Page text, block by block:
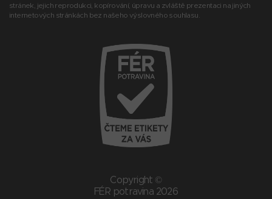
stránek, jejich reprodukci, kopírování, úpravu a zvláště prezentaci na jiných
internetových stránkách bez našeho výslovného souhlasu.
Copyright ©
FÉR potravina 2026